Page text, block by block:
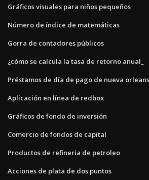
Gráficos visuales para niños pequeños
Número de índice de matemáticas
Gorra de contadores públicos
¿cómo se calcula la tasa de retorno anual_
Préstamos de día de pago de nueva
Aplicación en línea de redbox
Gráficos de fondo de inversión
Comercio de fondos de capital
Productos de refineria de petroleo
Acciones de plata de dos puntos